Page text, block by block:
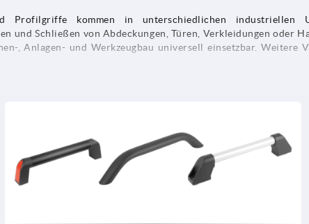
Profilgriffe kommen in unterschiedlichen industriellen
und Schließen von Abdeckungen, Türen, Verkleidungen oder
, Anlagen- und Werkzeugbau universell einsetzbar.